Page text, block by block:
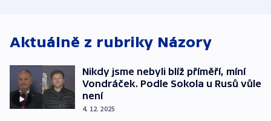
Aktuálně z rubriky Názory
Nikdy jsme nebyli blíž příměří, míní
Vondráček. Podle Sokola u Rusů vůle
není
4. 12. 2025